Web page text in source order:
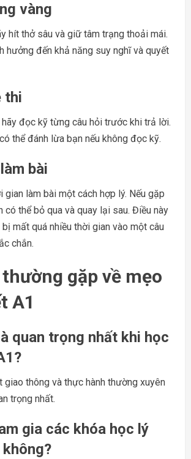
vàng
hít thở sâu và giữ tâm trạng thoải mái.
hưởng đến khả năng suy nghĩ và quyết
thi
hãy đọc kỹ từng câu hỏi trước khi trả lời.
thể đánh lừa bạn nếu không đọc kỹ.
bài
gian làm bài một cách hợp lý. Nếu gặp
có thể bỏ qua và quay lại sau. Điều này
mất quá nhiều thời gian vào một câu
chắn.
gặp về mẹo
A1
quan trọng nhất khi học
giao thông và thực hành thường xuyên
trọng nhất.
gia các khóa học lý